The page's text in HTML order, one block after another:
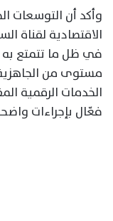
وأكد أن التوسعات
الاقتصادية لقناة
في ظل ما تتمتع
مستوى من
الخدمات الرقمية
فعّال بإجراءات